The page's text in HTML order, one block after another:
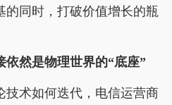
的同时，打破价值增长的瓶
依然是物理世界的“底座”
技术如何迭代，电信运营商